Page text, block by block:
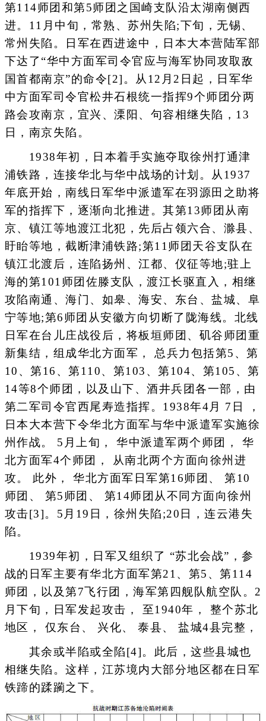
第114师团和第5师团之国崎支队沿太湖南侧西
进。11月中旬，常熟、苏州失陷;下旬，无锡、
常州失陷。日军在西进途中，日本大本营陆军部
下达了“华中方面军司令官应与海军协同攻取敌
国首都南京”的命令[2]。从12月2日起，日军华
中方面军司令官松井石根统一指挥9个师团分两
路会攻南京，宜兴、溧阳、句容相继失陷，13
日，南京失陷。
1938年初，日本着手实施夺取徐州打通津
浦铁路，连接华北与华中战场的计划。从1937
年底开始，南线日军华中派遣军在羽源田之助将
军的指挥下，逐渐向北推进。其第13师团从南
京、镇江等地渡江北犯，先后占领六合、滁县、
盱眙等地，截断津浦铁路;第11师团天谷支队在
镇江北渡后，连陷扬州、江都、仪征等地;驻上
海的第101师团佐滕支队，渡江长驱直入，相继
攻陷南通、海门、如皋、海安、东台、盐城、阜
宁等地;第6师团从安徽方向切断了陇海线。北线
日军在台儿庄战役后，将板垣师团、矶谷师团重
新集结，组成华北方面军， 总兵力包括第5、第
10、第16、第110、第103、第104、第105、第
14等8个师团，以及山下、酒井兵团各一部，由
第二军司令官西尾寿造指挥。1938年4月 7日 ，
日本大本营下令华北方面军与华中派遣军实施徐
州作战。 5月上旬， 华中派遣军两个师团， 华
北方面军4个师团， 从南北两个方面向徐州进
攻。 此外， 华北方面军日军第16师团、 第10
师团、 第5师团、 第14师团从不同方面向徐州
攻击[3]。5月19日，徐州失陷;20日，连云港失
陷。
1939年初，日军又组织了 “苏北会战”，参
战的日军主要有华北方面军第21、第5、第114
师团，以及第7飞行团，海军第四舰队航空队。2
月下旬，日军发起攻击， 至1940年， 整个苏北
地区， 仅东台、 兴化、 泰县、 盐城4县完整，
其余或半陷或全陷[4]。此后，这些县城也
相继失陷。这样，江苏境内大部分地区都在日军
铁蹄的蹂躏之下。